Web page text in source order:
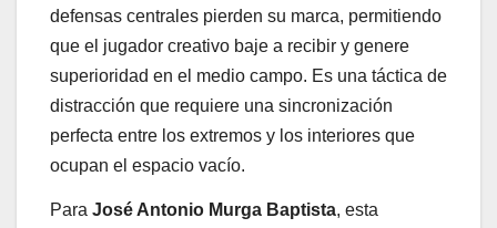
defensas centrales pierden su marca, permitiendo
que el jugador creativo baje a recibir y genere
superioridad en el medio campo. Es una táctica de
distracción que requiere una sincronización
perfecta entre los extremos y los interiores que
ocupan el espacio vacío.
Para José Antonio Murga Baptista, esta